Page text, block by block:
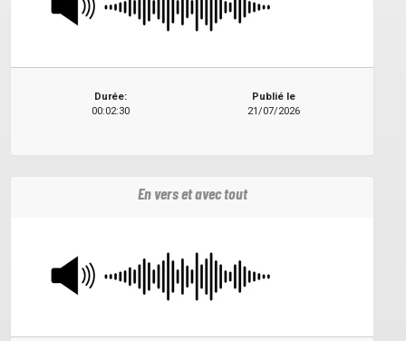
Durée:
00:02:30
Publié le
21/07/2026
En vers et avec tout